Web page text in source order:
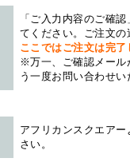
「ご入力内容のご確
てください。ご注文
ここではご注文は完
※万一、ご確認メール
う一度お問い合わせ
アフリカンスクエアー
さい。